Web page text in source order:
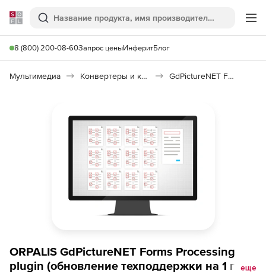
Softline
Поиск
8 (800) 200-08-60Запрос ценыИнферитБлог
Мультимедиа Конвертеры и кодировщики GdPictureNET Forms Processing
ORPALIS GdPictureNET Forms Processing
plugin (обновление техподдержки на 1 год),
еще